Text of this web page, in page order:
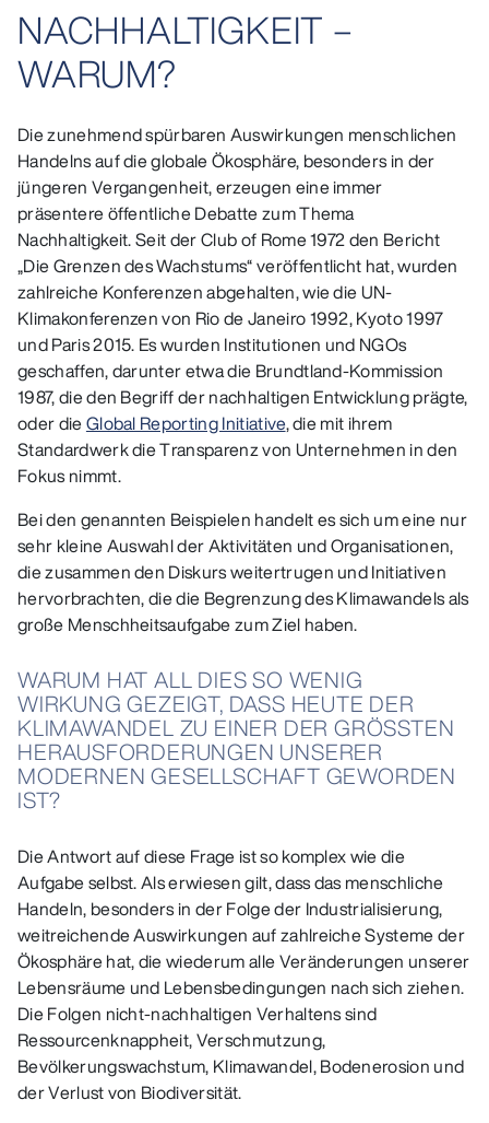
NACHHALTIGKEIT –
WARUM?​
Die zunehmend spürbaren Auswirkungen menschlichen
Handelns auf die globale Ökosphäre, besonders in der
jüngeren Vergangenheit, erzeugen eine immer
präsentere öffentliche Debatte zum Thema
Nachhaltigkeit. Seit der Club of Rome 1972 den Bericht
„Die Grenzen des Wachstums“ veröffentlicht hat, wurden
zahlreiche Konferenzen abgehalten, wie die UN-
Klimakonferenzen von Rio de Janeiro 1992, Kyoto 1997
und Paris 2015. Es wurden Institutionen und NGOs
geschaffen, darunter etwa die Brundtland-Kommission
1987, die den Begriff der nachhaltigen Entwicklung prägte,
oder dieGlobal Reporting Initiative, die mit ihrem
Standardwerk die Transparenz von Unternehmen in den
Fokus nimmt.
Bei den genannten Beispielen handelt es sich um eine nur
sehr kleine Auswahl der Aktivitäten und Organisationen,
die zusammen den Diskurs weitertrugen und Initiativen
hervorbrachten, die die Begrenzung des Klimawandels als
große Menschheitsaufgabe zum Ziel haben.
WARUM HAT ALL DIES SO WENIG
WIRKUNG GEZEIGT, DASS HEUTE DER
KLIMAWANDEL ZU EINER DER GRÖSSTEN
HERAUSFORDERUNGEN UNSERER
MODERNEN GESELLSCHAFT GEWORDEN
IST?
Die Antwort auf diese Frage ist so komplex wie die
Aufgabe selbst. Als erwiesen gilt, dass das menschliche
Handeln, besonders in der Folge der Industrialisierung,
weitreichende Auswirkungen auf zahlreiche Systeme der
Ökosphäre hat, die wiederum alle Veränderungen unserer
Lebensräume und Lebensbedingungen nach sich ziehen.
Die Folgen nicht-nachhaltigen Verhaltens sind
Ressourcenknappheit, Verschmutzung,
Bevölkerungswachstum, Klimawandel, Bodenerosion und
der Verlust von Biodiversität.